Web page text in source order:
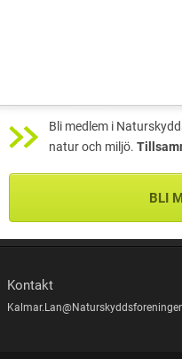
Bli medlem i
natur och miljö.
BLI
Kontakt